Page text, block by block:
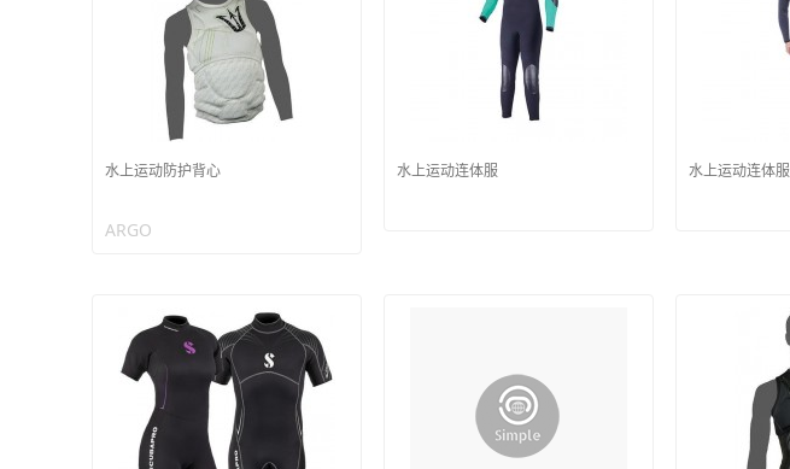
水上运动防护背心
ARGO
水上运动连体服 水上运动连体服